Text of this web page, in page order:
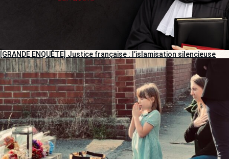
[GRANDE ENQUÊTE] Justice française : l’islamisation silencieuse